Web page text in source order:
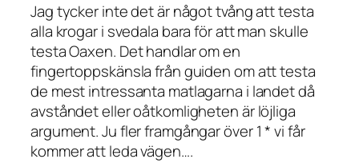
Jag tycker inte det är något tvång att testa
alla krogar i svedala bara för att man skulle
testa Oaxen. Det handlar om en
fingertoppskänsla från guiden om att testa
de mest intressanta matlagarna i landet då
avståndet eller oåtkomligheten är löjliga
argument. Ju fler framgångar över 1 * vi får
kommer att leda vägen….